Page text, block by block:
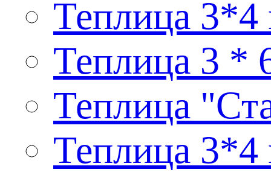
Теплица
Теплица 3 *
Теплица
Теплица 3*4